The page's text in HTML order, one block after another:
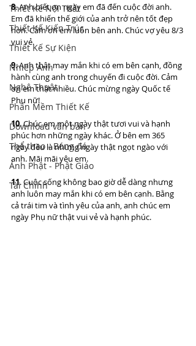
Thiết Kế Nội Thất
Thiết Kế Kiến Trúc
Thiết Kế Sự Kiện
Nhiếp Ảnh
Nghệ Thuật
Phần Mềm Thiết Kế
Download văn bản
Thể thao - Bóng đá
Ảnh Phật - Phật Giáo
Tài Chính
8. Anh biết ơn ngày em đã đến cuộc đời anh.
Em đã khiến thế giới của anh trở nên tốt đẹp
hơn. Cảm ơn em luôn bên anh. Chúc vợ yêu 8/3
vui vẻ.
9. Anh thật may mắn khi có em bên cạnh, đồng
hành cùng anh trong chuyến đi cuộc đời. Cảm
ơn em thật nhiều. Chúc mừng ngày Quốc tế
Phụ nữ!
10. Chúc em một ngày thật tươi vui và hạnh
phúc hơn những ngày khác. Ở bên em 365
ngày đều là những ngày thật ngọt ngào với
anh. Mãi mãi yêu em.
11. Cuộc sống không bao giờ dễ dàng nhưng
anh luôn may mắn khi có em bên cạnh. Bằng
cả trái tim và tình yêu của anh, anh chúc em
ngày Phụ nữ thật vui vẻ và hạnh phúc.